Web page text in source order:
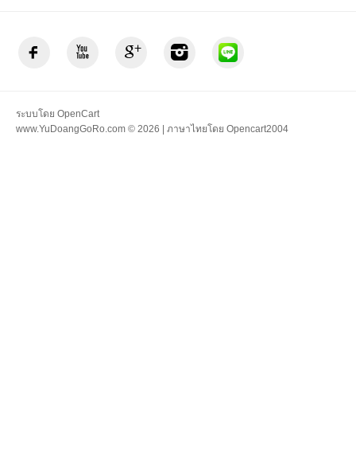
ระบบโดย OpenCart
www.YuDoangGoRo.com © 2026 | ภาษาไทยโดย Opencart2004